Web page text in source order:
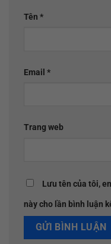
Tên *
Email *
Trang web
Lưu tên của tôi,
này cho lần bình luận